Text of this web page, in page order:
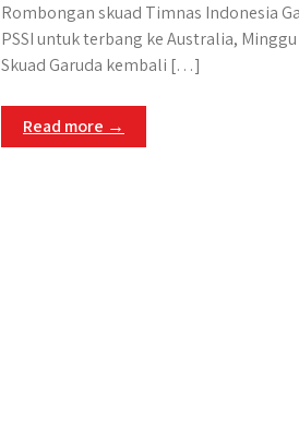
Rombongan skuad Timnas Indonesia
PSSI untuk terbang ke Australia,
Skuad Garuda kembali […]
Read more →